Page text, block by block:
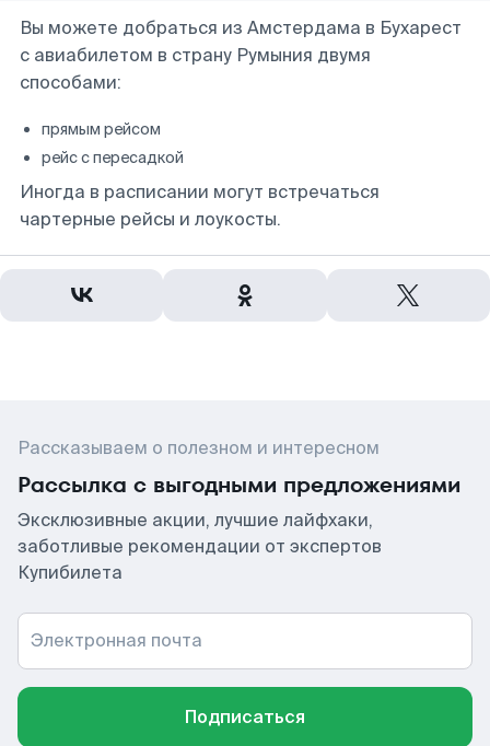
Вы можете добраться из Амстердама в Бухарест
с авиабилетом в страну Румыния двумя
способами:
прямым рейсом
рейс с пересадкой
Иногда в расписании могут встречаться
чартерные рейсы и лоукосты.
Рассказываем о полезном и интересном
Рассылка с выгодными предложениями
Эксклюзивные акции, лучшие лайфхаки,
заботливые рекомендации от экспертов
Купибилета
Электронная почта
Подписаться